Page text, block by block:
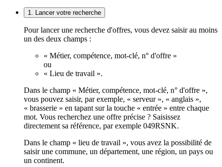
1. Lancer votre recherche
Pour lancer une recherche d'offres, vous devez saisir au moins
un des deux champs :
« Métier, compétence, mot-clé, n° d'offre »
ou
« Lieu de travail ».
Dans le champ « Métier, compétence, mot-clé, n° d'offre »,
vous pouvez saisir, par exemple, « serveur », « anglais »,
« brasserie » en tapant sur la touche « entrée » entre chaque
mot. Vous recherchez une offre précise ? Saisissez
directement sa référence, par exemple 049RSNK.
Dans le champ « lieu de travail », vous avez la possibilité de
saisir une commune, un département, une région, un pays ou
un continent.